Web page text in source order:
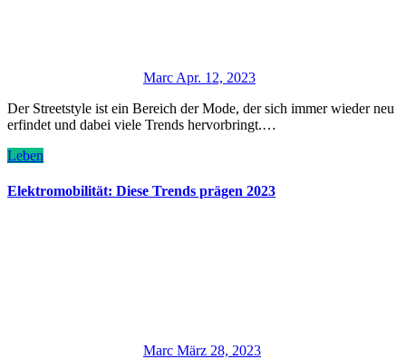
Marc Apr. 12, 2023
Der Streetstyle ist ein Bereich der Mode, der sich immer wieder neu
erfindet und dabei viele Trends hervorbringt.…
Leben
Elektromobilität: Diese Trends prägen 2023
Marc März 28, 2023